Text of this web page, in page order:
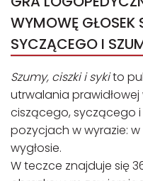
WYMOWĘ GŁOSEK
SYCZĄCEGO I
Szumy, ciszki i sykito
utrwalania prawidłowej
ciszącego, syczącego
pozycjach w wyrazie: w
wygłosie.
W teczce znajduje się